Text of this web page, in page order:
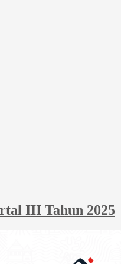
III Tahun 2025